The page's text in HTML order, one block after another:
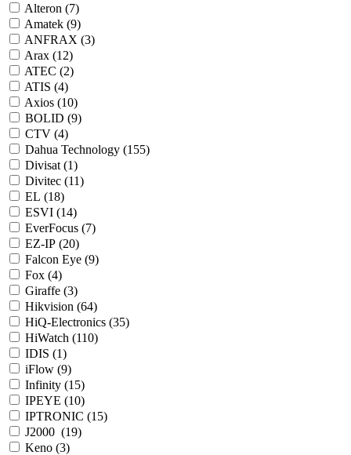
Alteron (7)
Amatek (9)
ANFRAX (3)
Arax (12)
ATEC (2)
ATIS (4)
Axios (10)
BOLID (9)
CTV (4)
Dahua Technology (155)
Divisat (1)
Divitec (11)
EL (18)
ESVI (14)
EverFocus (7)
EZ-IP (20)
Falcon Eye (9)
Fox (4)
Giraffe (3)
Hikvision (64)
HiQ-Electronics (35)
HiWatch (110)
IDIS (1)
iFlow (9)
Infinity (15)
IPEYE (10)
IPTRONIC (15)
J2000 (19)
Keno (3)